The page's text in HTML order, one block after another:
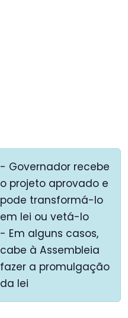
- Governador recebe
o projeto aprovado e
pode transformá-lo
em lei ou vetá-lo
- Em alguns casos,
cabe à Assembleia
fazer a promulgação
da lei